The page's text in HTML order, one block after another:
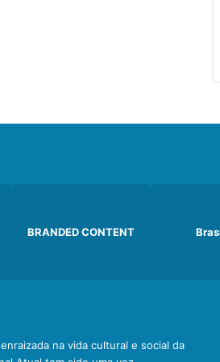
BRANDED CONTENT
na vida cultural e social da